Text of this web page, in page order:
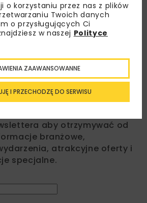
więcej?
aby otrzymywać od
branżowe,
atrakcyjne oferty i
specjalne.
o korzystaniu przez nas z plików
Twoich danych
o przysługujących Ci
w naszej Polityce
I PRZECHODZĘ DO SERWISU
ZAAWANSOWANNE